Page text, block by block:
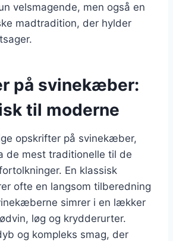
velsmagende, men også en
madtradition, der hylder
på svinekæber:
til moderne
opskrifter på svinekæber,
de mest traditionelle til de
En klassisk
ofte en langsom tilberedning
simrer i en lækker
løg og krydderurter.
og kompleks smag, der